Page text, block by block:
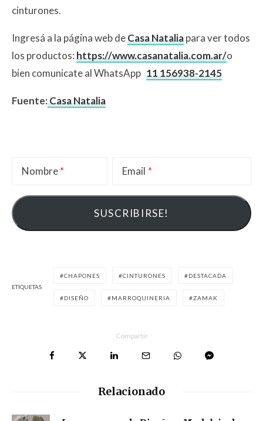
cinturones.
Ingresá a la página web deCasa Nataliapara ver todos
los productos:https://www.casanatalia.com.ar/o
bien comunicate al WhatsApp 11 156938-2145
Fuente:Casa Natalia
Nombre Email
ETIQUETAS
CHAPONES CINTURONES DESTACADA
DISEÑO MARROQUINERIA ZAMAK
Compartir
Relacionado